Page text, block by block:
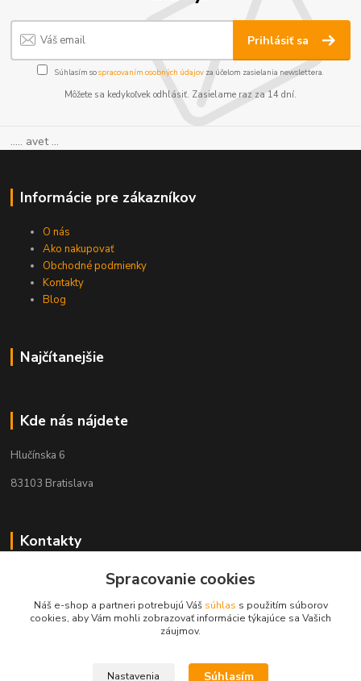
Prihlásiť sa
Súhlasím sospracovaním osobných údajov za účelom zasielania newslettera.
Môžete sa kedykoľvek odhlásiť. Zasielame raz za 14 dní.
..... avet ...
Informácie pre zákazníkov
O nás
Ako nakupovať
Obchodné podmienky
Kontakty
Blog
Najčítanejšie
Kde nás nájdete
Hlučínska 6
83103 Bratislava
Kontakty
+421 908 678 479
info@audiovideoshop.sk
Spracovanie cookies
Náš e-shop a partneri potrebujú Váš súhlas s použitím súborov
cookies, aby Vám mohli zobrazovať informácie týkajúce sa Vašich
záujmov.
Nastavenia Súhlasím